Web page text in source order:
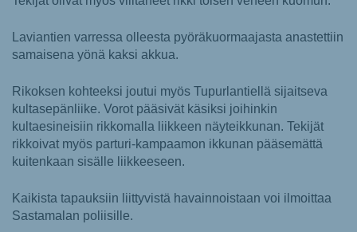
Laviantien varressa olleesta pyöräkuormaajasta anastettiin
samaisena yönä kaksi akkua.
Rikoksen kohteeksi joutui myös Tupurlantiellä sijaitseva
kultasepänliike. Vorot pääsivät käsiksi joihinkin
kultaesineisiin rikkomalla liikkeen näyteikkunan. Tekijät
rikkoivat myös parturi-kampaamon ikkunan pääsemättä
kuitenkaan sisälle liikkeeseen.
Kaikista tapauksiin liittyvistä havainnoistaan voi ilmoittaa
Sastamalan poliisille.